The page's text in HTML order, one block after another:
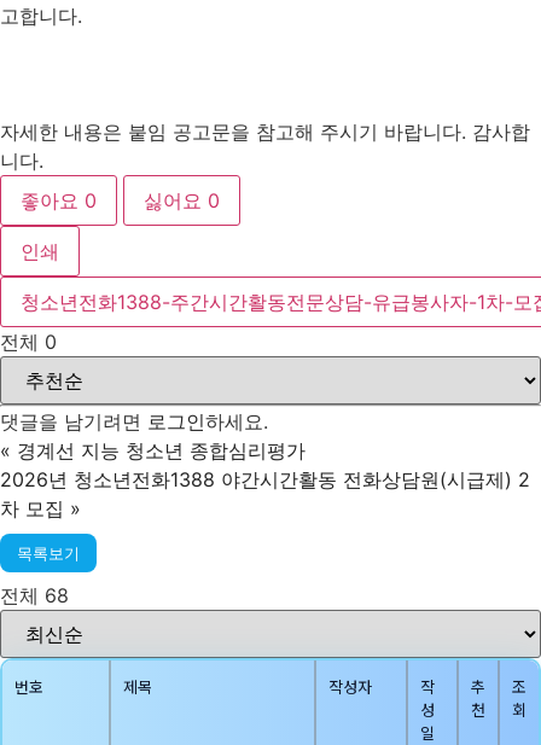
고합니다.
자세한 내용은 붙임 공고문을 참고해 주시기 바랍니다. 감사합
니다.
좋아요 0 싫어요 0
인쇄
청소년전화1388-주간시간활동전문상담-유급봉사자-1차-
전체 0
댓글을 남기려면 로그인하세요.
« 경계선 지능 청소년 종합심리평가
2026년 청소년전화1388 야간시간활동 전화상담원(시급제) 2
차 모집 »
목록보기
전체 68
번호 제목 작성자
작
성
일
추
천
조
회